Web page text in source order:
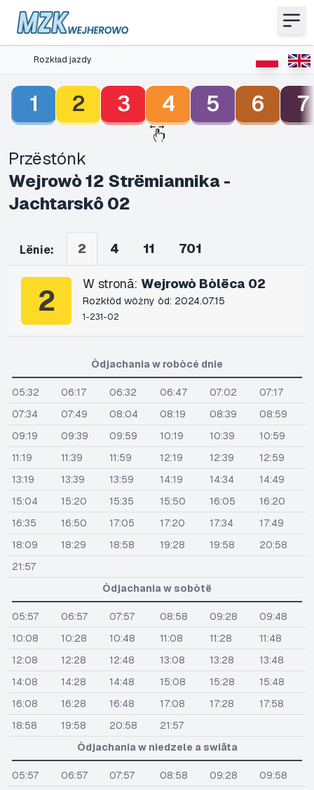
Rozkład jazdy
1 2 3 4 5 6 7
Przëstónk
Wejrowò 12 Strëmiannika -
Jachtarskô 02
Lënie: 2 4 11 701
2 W stronã: Wejrowò Bòlëca 02
Rozkłôd wôżny òd: 2024.07.15
1-231-02
Òdjachania w robòcé dnie
05:32 06:17 06:32 06:47 07:02
07:17
07:34
07:49 08:04 08:19 08:39
08:59
09:19
09:39 09:59 10:19 10:39
10:59
11:19
11:39 11:59 12:19 12:39
12:59
13:19
13:39 13:59 14:19 14:34
14:49
15:04
15:20 15:35 15:50 16:05
16:20
16:35
16:50 17:05 17:20 17:34
17:49
18:09
18:29 18:58 19:28 19:58
20:58
21:57
Òdjachania w sobòtë
05:57 06:57 07:57 08:58 09:28
09:48
10:08
10:28 10:48 11:08 11:28
11:48
12:08
12:28 12:48 13:08 13:28
13:48
14:08
14:28 14:48 15:08 15:28
15:48
16:08
16:28 16:48 17:08 17:28
17:58
18:58
19:58 20:58
21:57
Òdjachania w niedzele a swiãta
05:57 06:57 07:57 08:58 09:28
09:58